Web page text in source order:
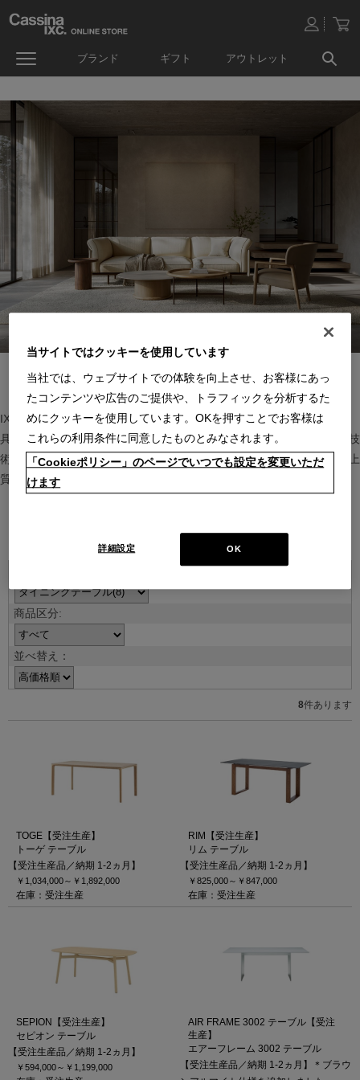
ブランド ギフト アウトレット
IXC（イクスシー）は、”Emotional Minimalism”を掲げるグローバル家
具ブランド。ヨーロッパの家具文化と日本の美意識を融合し、素材や技
術を活かした持続可能で洗練されたインテリアを提案。長く愛される上
質な暮らしを届けます。
並べ替え：
8件あります
TOGE【受注生産】
トーゲ テーブル
【受注生産品／納期 1-2ヵ月】
￥1,034,000～ ￥1,892,000
在庫：受注生産
RIM【受注生産】
リム テーブル
【受注生産品／納期 1-2ヵ月】
￥825,000～ ￥847,000
在庫：受注生産
SEPION【受注生産】
セピオン テーブル
【受注生産品／納期 1-2ヵ月】
￥594,000～ ￥1,199,000
AIR FRAME 3002 テーブル【受注
生産】
エアーフレーム 3002 テーブル
【受注生産品／納期 1-2ヵ月】＊ブラウ
当サイトではクッキーを使用しています
当社では、ウェブサイトでの体験を向上させ、お客様にあっ
たコンテンツや広告のご提供や、トラフィックを分析するた
めにクッキーを使用しています。OKを押すことでお客様は
これらの利用条件に同意したものとみなされます。
「Cookieポリシー」のページでいつでも設定を変更いただ
けます
OK
詳細設定